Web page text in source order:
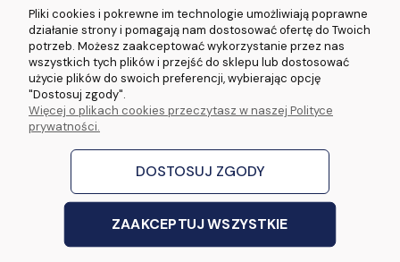
5.0/5.0 (5000+
opinii)
5.0/5.0 (5000+
opinii)
4.9/5.0 (120+
opinii)
© 2026 www.wideorejestratory24.pl. Wszelkie prawa zastrzeżone.
Sklep własności firmy ZOYA LAB Arkadiusz Dawid Lorenz
ul. Jacka Malczewskiego 2A, 65-140 Zielona Góra NIP: 9730587206 REGON:
Sklep internetowy Shoper Premium
Pliki cookies i pokrewne im technologie umożliwiają poprawne
działanie strony i pomagają nam dostosować ofertę do Twoich
potrzeb. Możesz zaakceptować wykorzystanie przez nas
wszystkich tych plików i przejść do sklepu lub dostosować
użycie plików do swoich preferencji, wybierając opcję
"Dostosuj zgody".
Więcej o plikach cookies przeczytasz w naszej Polityce
prywatności.
DOSTOSUJ ZGODY
ZAAKCEPTUJ WSZYSTKIE